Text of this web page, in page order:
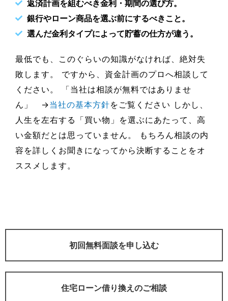
返済計画を組むべき金利・期間の選び方。
銀行やローン商品を選ぶ前にするべきこと。
選んだ金利タイプによって貯蓄の仕方が違う。
最低でも、このぐらいの知識がなければ、絶対失
敗します。 ですから、資金計画のプロへ相談して
ください。 「当社は相談が無料ではありませ
ん」 →当社の基本方針をご覧ください しかし、
人生を左右する「買い物」を選ぶにあたって、高
い金額だとは思っていません。 もちろん相談の内
容を詳しくお聞きになってから決断することをオ
ススメします。
初回無料面談を申し込む
住宅ローン借り換えのご相談